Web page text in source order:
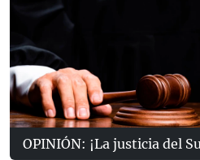
OPINIÓN: ¡La justicia del